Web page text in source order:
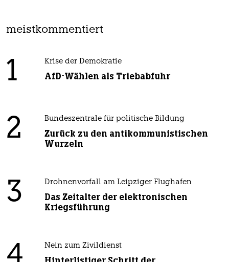
meistkommentiert
1 Krise der Demokratie
AfD-Wählen als Triebabfuhr
2 Bundeszentrale für politische Bildung
Zurück zu den antikommunistischen
Wurzeln
3 Drohnenvorfall am Leipziger Flughafen
Das Zeitalter der elektronischen
Kriegsführung
Nein zum Zivildienst